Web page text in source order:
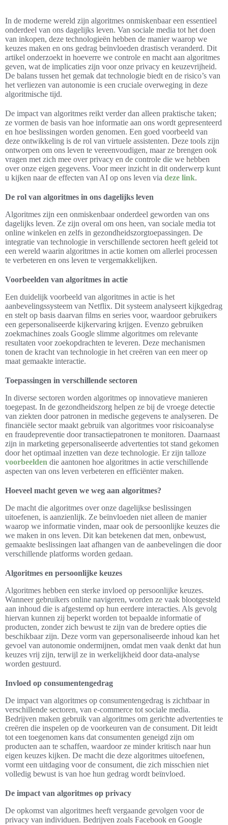
In de moderne wereld zijn algoritmes onmiskenbaar een essentieel
onderdeel van ons dagelijks leven. Van sociale media tot het doen
van inkopen, deze technologieën hebben de manier waarop we
keuzes maken en ons gedrag beïnvloeden drastisch veranderd. Dit
artikel onderzoekt in hoeverre we controle en macht aan algoritmes
geven, wat de implicaties zijn voor onze privacy en keuzevrijheid.
De balans tussen het gemak dat technologie biedt en de risico’s van
het verliezen van autonomie is een cruciale overweging in deze
algoritmische tijd.
De impact van algoritmes reikt verder dan alleen praktische taken;
ze vormen de basis van hoe informatie aan ons wordt gepresenteerd
en hoe beslissingen worden genomen. Een goed voorbeeld van
deze ontwikkeling is de rol van virtuele assistenten. Deze tools zijn
ontworpen om ons leven te vereenvoudigen, maar ze brengen ook
vragen met zich mee over privacy en de controle die we hebben
over onze eigen gegevens. Voor meer inzicht in dit onderwerp kunt
u kijken naar de effecten van AI op ons leven via deze link.
De rol van algoritmes in ons dagelijks leven
Algoritmes zijn een onmiskenbaar onderdeel geworden van ons
dagelijks leven. Ze zijn overal om ons heen, van sociale media tot
online winkelen en zelfs in gezondheidszorgtoepassingen. De
integratie van technologie in verschillende sectoren heeft geleid tot
een wereld waarin algoritmes in actie komen om allerlei processen
te verbeteren en ons leven te vergemakkelijken.
Voorbeelden van algoritmes in actie
Een duidelijk voorbeeld van algoritmes in actie is het
aanbevelingssysteem van Netflix. Dit systeem analyseert kijkgedrag
en stelt op basis daarvan films en series voor, waardoor gebruikers
een gepersonaliseerde kijkervaring krijgen. Evenzo gebruiken
zoekmachines zoals Google slimme algoritmes om relevante
resultaten voor zoekopdrachten te leveren. Deze mechanismen
tonen de kracht van technologie in het creëren van een meer op
maat gemaakte interactie.
Toepassingen in verschillende sectoren
In diverse sectoren worden algoritmes op innovatieve manieren
toegepast. In de gezondheidszorg helpen ze bij de vroege detectie
van ziekten door patronen in medische gegevens te analyseren. De
financiële sector maakt gebruik van algoritmes voor risicoanalyse
en fraudepreventie door transactiepatronen te monitoren. Daarnaast
zijn in marketing gepersonaliseerde advertenties tot stand gekomen
door het optimaal inzetten van deze technologie. Er zijn talloze
voorbeelden die aantonen hoe algoritmes in actie verschillende
aspecten van ons leven verbeteren en efficiënter maken.
Hoeveel macht geven we weg aan algoritmes?
De macht die algoritmes over onze dagelijkse beslissingen
uitoefenen, is aanzienlijk. Ze beïnvloeden niet alleen de manier
waarop we informatie vinden, maar ook de persoonlijke keuzes die
we maken in ons leven. Dit kan betekenen dat men, onbewust,
gemaakte beslissingen laat afhangen van de aanbevelingen die door
verschillende platforms worden gedaan.
Algoritmes en persoonlijke keuzes
Algoritmes hebben een sterke invloed op persoonlijke keuzes.
Wanneer gebruikers online navigeren, worden ze vaak blootgesteld
aan inhoud die is afgestemd op hun eerdere interacties. Als gevolg
hiervan kunnen zij beperkt worden tot bepaalde informatie of
producten, zonder zich bewust te zijn van de bredere opties die
beschikbaar zijn. Deze vorm van gepersonaliseerde inhoud kan het
gevoel van autonomie ondermijnen, omdat men vaak denkt dat hun
keuzes vrij zijn, terwijl ze in werkelijkheid door data-analyse
worden gestuurd.
Invloed op consumentengedrag
De impact van algoritmes op consumentengedrag is zichtbaar in
verschillende sectoren, van e-commerce tot sociale media.
Bedrijven maken gebruik van algoritmes om gerichte advertenties te
creëren die inspelen op de voorkeuren van de consument. Dit leidt
tot een toegenomen kans dat consumenten geneigd zijn om
producten aan te schaffen, waardoor ze minder kritisch naar hun
eigen keuzes kijken. De macht die deze algoritmes uitoefenen,
vormt een uitdaging voor de consument, die zich misschien niet
volledig bewust is van hoe hun gedrag wordt beïnvloed.
De impact van algoritmes op privacy
De opkomst van algoritmes heeft vergaande gevolgen voor de
privacy van individuen. Bedrijven zoals Facebook en Google